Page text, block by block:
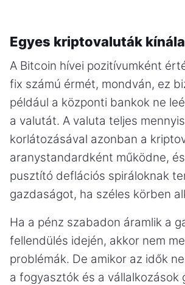
Egyes kriptovaluták
A Bitcoin hívei pozitívumként
fix számú érmét, mondván, ez
például a központi bankok ne
a valutát. A valuta teljes
korlátozásával azonban a
aranystandardként működne,
pusztító deflációs spiráloknak
gazdaságot, ha széles körben
Ha a pénz szabadon áramlik a
fellendülés idején, akkor nem
problémák. De amikor az idők
a fogyasztók és a vállalkozások